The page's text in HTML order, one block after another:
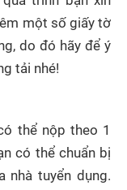
một số giấy tờ
do đó hãy để ý
tải nhé!
thể nộp theo 1
có thể chuẩn bị
nhà tuyển dụng.